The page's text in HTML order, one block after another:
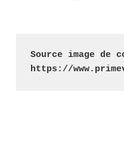
Source image de
https://